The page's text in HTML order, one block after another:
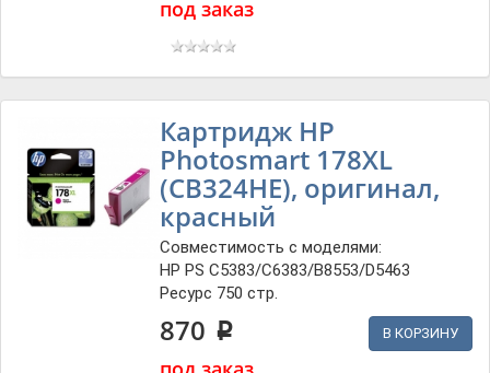
под заказ
Картридж HP
Photosmart 178XL
(CB324HE), оригинал,
красный
Совместимость с моделями:
HP PS C5383/C6383/B8553/D5463
Ресурс 750 стр.
870 p
В КОРЗИНУ